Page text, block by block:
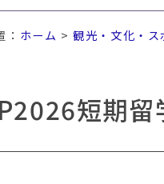
ホーム >観光・文化・ス
短期